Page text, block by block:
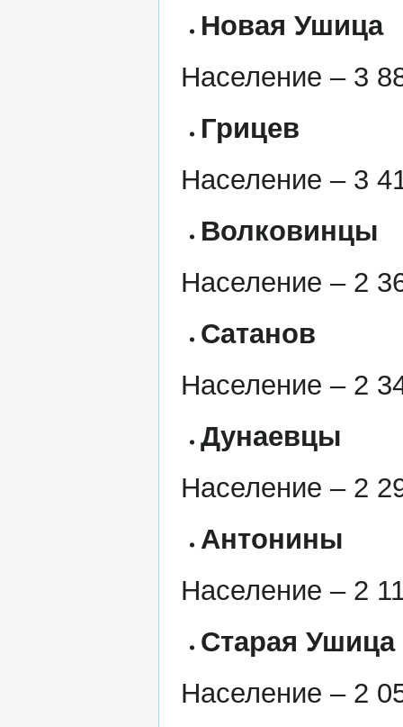
Новая Ушица
Население – 3
Грицев
Население – 3
Волковинцы
Население – 2
Сатанов
Население – 2
Дунаевцы
Население – 2
Антонины
Население – 2
Старая Ушица
Население – 2